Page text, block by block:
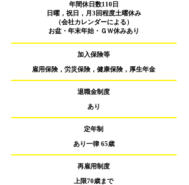
年間休日数110日
日曜，祝日，月3回程度土曜休み
（会社カレンダーによる）
お盆・年末年始・ＧＷ休みあり
加入保険等
雇用保険，労災保険，健康保険，厚生年金
退職金制度
あり
定年制
あり一律 65歳
再雇用制度
上限70歳まで